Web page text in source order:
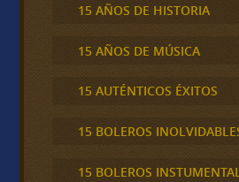
15 AÑOS DE HISTORIA
15 AÑOS DE MÚSICA
15 AUTÉNTICOS ÉXITOS
15 BOLEROS
15 BOLEROS